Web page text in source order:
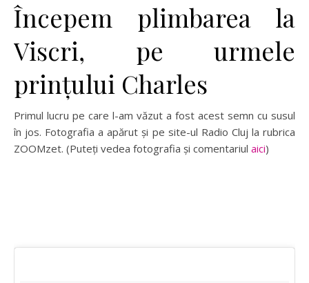
Începem plimbarea la
Viscri, pe urmele
prințului Charles
Primul lucru pe care l-am văzut a fost acest semn cu susul
în jos. Fotografia a apărut și pe site-ul Radio Cluj la rubrica
ZOOMzet. (Puteți vedea fotografia și comentariul aici)